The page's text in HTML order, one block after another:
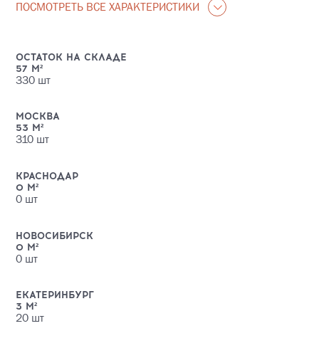
ПОСМОТРЕТЬ ВСЕ ХАРАКТЕРИСТИКИ
ОСТАТОК НА СКЛАДЕ
57 М²
330шт
МОСКВА
53 М²
310шт
КРАСНОДАР
0 М²
0шт
НОВОСИБИРСК
0 М²
0шт
ЕКАТЕРИНБУРГ
3 М²
20шт